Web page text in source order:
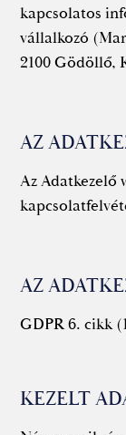
kapcsolatos
vállalkozó
2100 Gödöllő,
AZ
Az Adatkezelő
AZ
GDPR 6. cikk
KEZELT